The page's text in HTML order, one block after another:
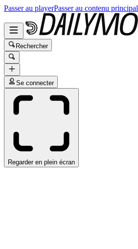
Passer au playerPasser au contenu principal
Rechercher
Se connecter
Regarder en plein écran